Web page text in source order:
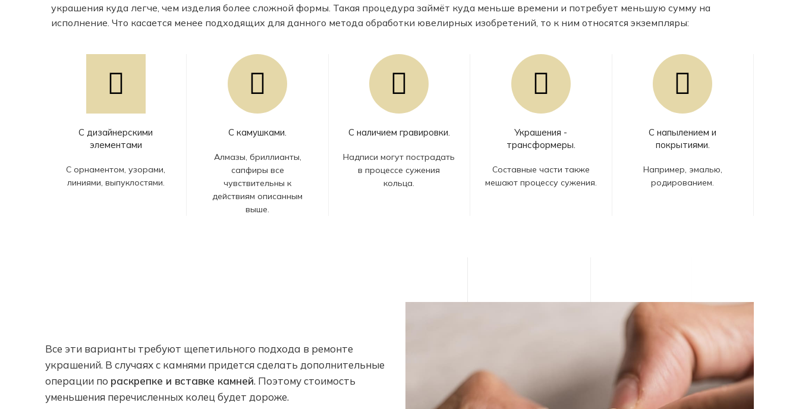
украшения куда легче, чем изделия более сложной формы. Такая процедура займёт куда меньше времени и потребует меньшую сумму на
исполнение. Что касается менее подходящих для данного метода обработки ювелирных изобретений, то к ним относятся экземпляры:
С дизайнерскими
элементами
С орнаментом, узорами,
линиями, выпуклостями.
С камушками.
Алмазы, бриллианты,
сапфиры все
чувствительны к
действиям описанным
выше.
С наличием гравировки.
Надписи могут пострадать
в процессе сужения
кольца.
Украшения -
трансформеры.
Составные части также
мешают процессу сужения.
С напылением и
покрытиями.
Например, эмалью,
родированием.
Все эти варианты требуют щепетильного подхода в ремонте
украшений. В случаях с камнями придется сделать дополнительные
операции по раскрепке и вставке камней. Поэтому стоимость
уменьшения перечисленных колец будет дороже.